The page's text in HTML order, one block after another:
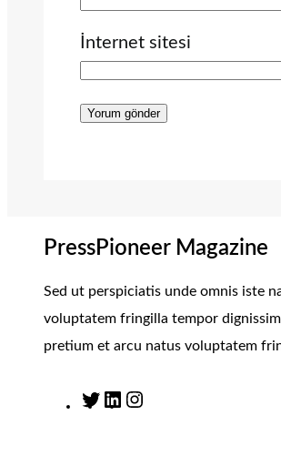
İnternet sitesi
PressPioneer Magazine
Sed ut perspiciatis unde omnis iste
voluptatem fringilla tempor
pretium et arcu natus voluptatem
T
L